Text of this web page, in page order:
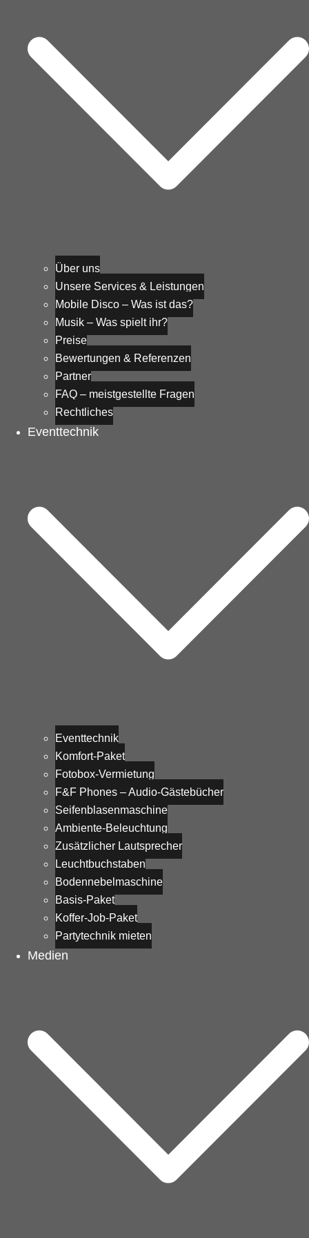
Über uns
Unsere Services & Leistungen
Mobile Disco – Was ist das?
Musik – Was spielt ihr?
Preise
Bewertungen & Referenzen
Partner
FAQ – meistgestellte Fragen
Rechtliches
Eventtechnik
Eventtechnik
Komfort-Paket
Fotobox-Vermietung
F&F Phones – Audio-Gästebücher
Seifenblasenmaschine
Ambiente-Beleuchtung
Zusätzlicher Lautsprecher
Leuchtbuchstaben
Bodennebelmaschine
Basis-Paket
Koffer-Job-Paket
Partytechnik mieten
Medien